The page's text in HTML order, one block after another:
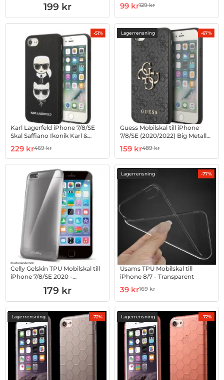
Art. nr 1002876788
199 kr Art. nr 1002892490
rea pris
99 krtidigare pris
129 kr
-51%
Karl Lagerfeld iPhone 7/8/SE
Skal Saffiano Ikonik Karl &
Art. nr 1002912719
rea pris
229 krtidigare pris
469 kr
Lagerrensning -67%
Guess Mobilskal till iPhone
7/8/SE (2020/2022) Big Metall
Art. nr 1002919646
rea pris
159 krtidigare pris
489 kr
Celly Gelskin TPU Mobilskal till
iPhone 7/8/SE 2020 -
Art. nr 10020935
179 kr
Lagerrensning -77%
Usams TPU Mobilskal till
iPhone 8/7 - Transparent
Art. nr 10020988
rea pris
39 krtidigare pris
169 kr
Lagerrensning -72% Lagerrensning -72%